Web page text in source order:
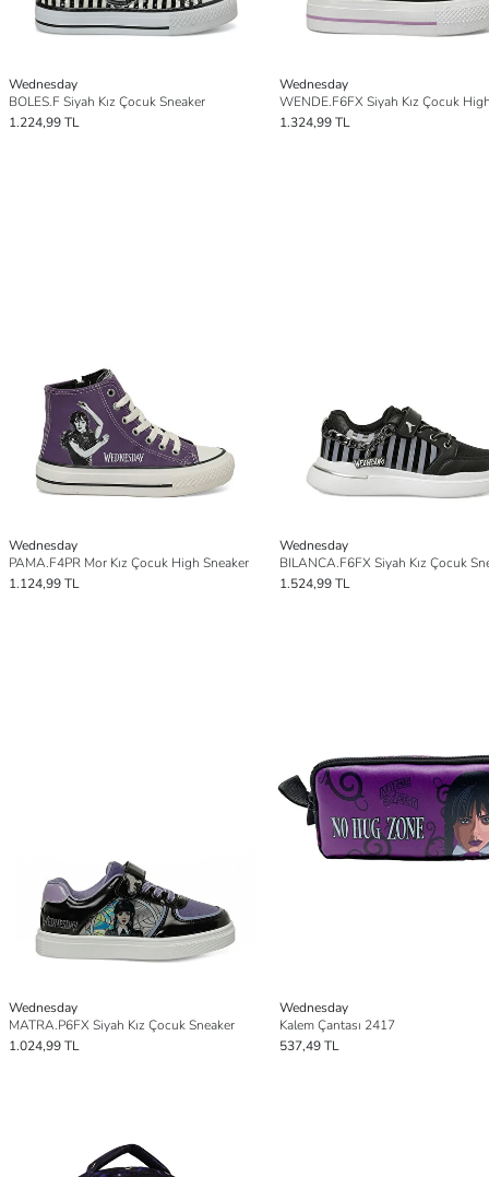
Wednesday
BOLES.F Siyah Kız Çocuk Sneaker
1.224,99 TL
Wednesday
1.324,99 TL
Wednesday
PAMA.F4PR Mor Kız Çocuk High Sneaker
1.124,99 TL
Wednesday
BILANCA.F6FX Siyah Kız Çocuk
1.524,99 TL
Wednesday
MATRA.P6FX Siyah Kız Çocuk Sneaker
1.024,99 TL
Wednesday
Kalem Çantası 2417
537,49 TL